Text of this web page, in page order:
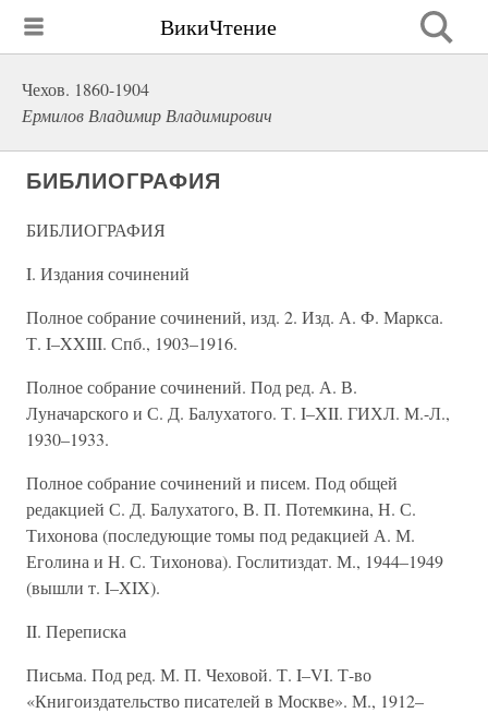
ВикиЧтение
Чехов. 1860-1904
Ермилов Владимир Владимирович
БИБЛИОГРАФИЯ
БИБЛИОГРАФИЯ
I. Издания сочинений
Полное собрание сочинений, изд. 2. Изд. А. Ф. Маркса.
Т. I–XXIII. Спб., 1903–1916.
Полное собрание сочинений. Под ред. А. В.
Луначарского и С. Д. Балухатого. Т. I–XII. ГИХЛ. М.-Л.,
1930–1933.
Полное собрание сочинений и писем. Под общей
редакцией С. Д. Балухатого, В. П. Потемкина, Н. С.
Тихонова (последующие томы под редакцией А. М.
Еголина и Н. С. Тихонова). Гослитиздат. М., 1944–1949
(вышли т. I–XIX).
II. Переписка
Письма. Под ред. М. П. Чеховой. Т. I–VI. Т-во
«Книгоиздательство писателей в Москве». М., 1912–